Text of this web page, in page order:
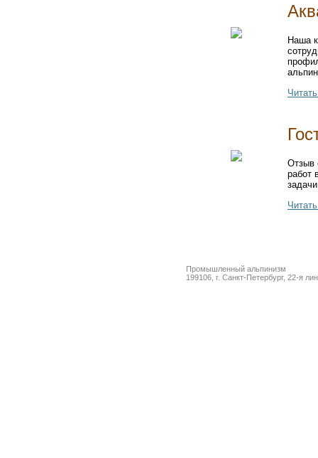
Наша
Отзыв
работ
Промышленный альпинизм
199106, г. Санкт-Петербург, 22-я